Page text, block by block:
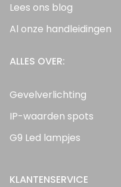
Lees ons blog
Al onze handleidingen
ALLES OVER:
Gevelverlichting
IP-waarden spots
G9 Led lampjes
KLANTENSERVICE